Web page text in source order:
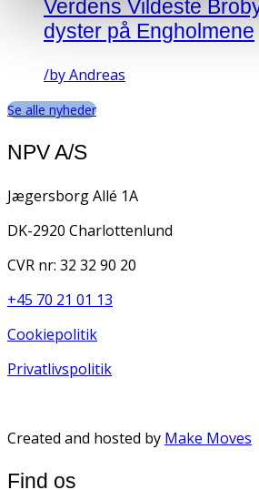
Verdens Vildeste
dyster på Engholmene
/by Andreas
Se alle nyheder
NPV A/S
Jægersborg Allé 1A
DK-2920 Charlottenlund
CVR nr: 32 32 90 20
+45 70 21 01 13
Cookiepolitik
Privatlivspolitik
Created and hosted by Make Moves
Find os